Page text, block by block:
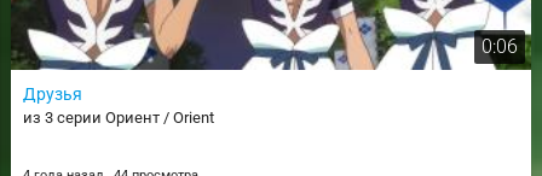
0:06
Друзья
из 3 серии Ориент / Orient